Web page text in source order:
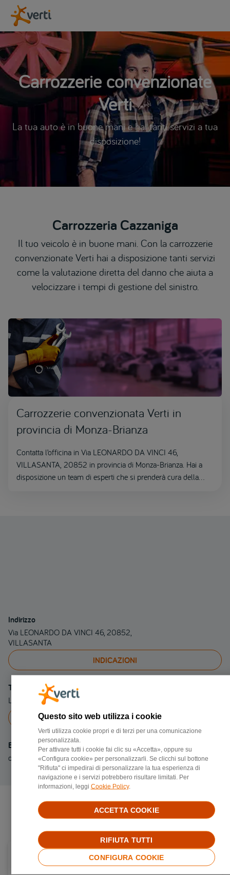
Carrozzerie convenzionate
Verti
La tua auto è in buone mani e hai tanti servizi a tua
disposizione!
Carrozzeria Cazzaniga
Il tuo veicolo è in buone mani. Con la carrozzerie
convenzionate Verti hai a disposizione tanti servizi
come la valutazione diretta del danno che aiuta a
velocizzare i tempi di gestione del sinistro.
Carrozzerie convenzionata Verti in
provincia di Monza-Brianza
Contatta l’officina in Via LEONARDO DA VINCI 46,
VILLASANTA, 20852 in provincia di Monza-Brianza. Hai a
disposizione un team di esperti che si prenderà cura della
Indirizzo
Via LEONARDO DA VINCI 46, 20852,
VILLASANTA
INDICAZIONI
Telefono
Linea fissa 039303875
Chiama a039303875
Email
davide.cazzaniga@carrozzeriacazzaniga.it
Negozi di riparazione più vicini
Carrozzerie convenzionata Verti in provincia di
Brescia
Questo sito web utilizza i cookie
Verti utilizza cookie propri e di terzi per una comunicazione
personalizzata.
Per attivare tutti i cookie fai clic su «Accetta», oppure su
«Configura cookie» per personalizzarli. Se clicchi sul bottone
"Rifiuta" ci impedirai di personalizzare la tua esperienza di
navigazione e i servizi potrebbero risultare limitati. Per
informazioni, leggi Cookie Policy.
CONFIGURA COOKIE
RIFIUTA TUTTI
ACCETTA COOKIE